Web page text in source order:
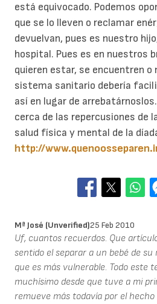
está equivocado. Podemos
que se lo lleven o reclamar
devuelvan, pues es nuestro
hospital. Pues es en nuestros
quieren estar, se encuentren o
sistema sanitario debería
así en lugar de
cerca de las repercusiones de
salud física y mental de la
http://
Mª José (unverified)25 Feb 2010
Uf, cuantos recuerdos. Que
sentido el separar a un bebé de
que es más vulnerable. Todo este
muchísimo desde que tuve a mi
remueve más todavía por el